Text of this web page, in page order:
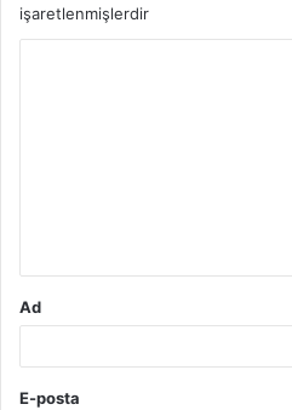
işaretlenmişlerdir
Ad
E-posta